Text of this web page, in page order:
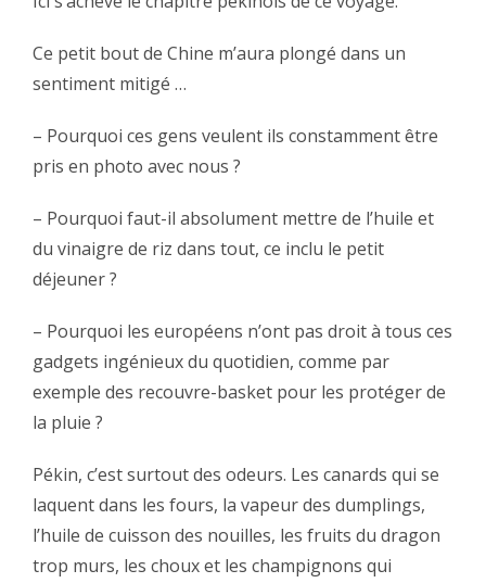
‪Ce petit bout de Chine m’aura plongé dans un
sentiment mitigé …‬
– ‪Pourquoi ces gens veulent ils constamment être
pris en photo avec nous ?‬
– ‪Pourquoi faut-il absolument mettre de l’huile et
du vinaigre de riz dans tout, ce inclu le petit
déjeuner ?‬
– ‪Pourquoi les européens n’ont pas droit à tous ces
gadgets ingénieux du quotidien, comme par
exemple des recouvre-basket pour les protéger de
la pluie ?‬
‪Pékin, c’est surtout des odeurs. Les canards qui se
laquent dans les fours, la vapeur des dumplings,
l’huile de cuisson des nouilles, les fruits du dragon
trop murs, les choux et les champignons qui